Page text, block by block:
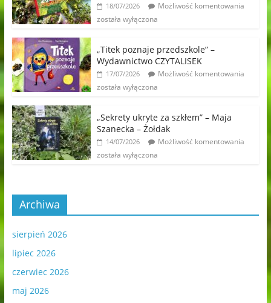
18/07/2026
Możliwość komentowania
została wyłączona
„Titek poznaje przedszkole” –
Wydawnictwo CZYTALISEK
17/07/2026
Możliwość komentowania
została wyłączona
„Sekrety ukryte za szkłem” – Maja
Szanecka – Żołdak
14/07/2026
Możliwość komentowania
została wyłączona
Archiwa
sierpień 2026
lipiec 2026
czerwiec 2026
maj 2026